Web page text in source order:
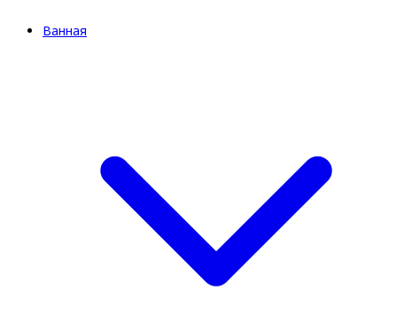
Ванная